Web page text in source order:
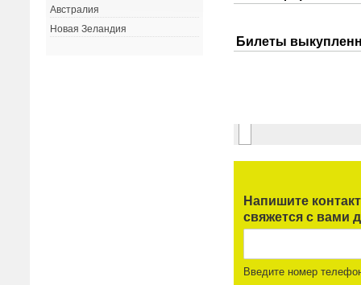
Напишите
свяжется с вами
Введите номер
Австралия
Новая Зеландия